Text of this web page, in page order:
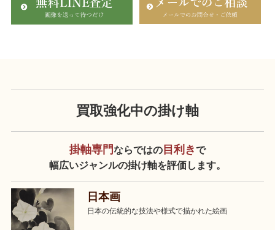
買取強化中の掛け軸
掛軸専門ならではの 目利きで
幅広いジャンルの掛け軸を評価します。
日本画
日本の伝統的な技法や様式で描かれた絵画